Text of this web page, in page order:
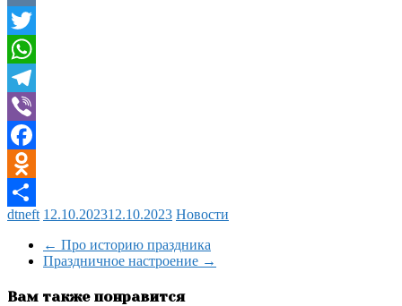
VK
Twitter
WhatsApp
Telegram
Viber
Facebook
Odnoklassniki
Отправить
dtneft 12.10.202312.10.2023 Новости
← Про историю праздника
Праздничное настроение →
Вам также понравится